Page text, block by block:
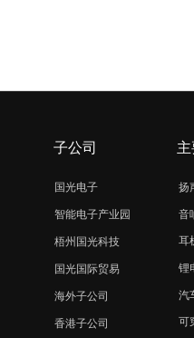
国光电子
智能电子产业园
梧州国光科技
国光国际贸易
海外子公司
香港子公司
子公司
扬
音
耳
锂
汽
可